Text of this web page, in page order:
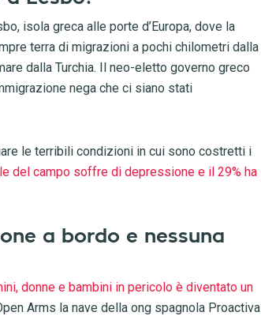
isola greca alle porte d’Europa, dove la
terra di migrazioni a pochi chilometri dalla
dalla Turchia. Il neo-eletto governo greco
nega che ci siano stati
le terribili condizioni in cui sono costretti i
del campo soffre di depressione e il 29% ha
a bordo e nessuna
donne e bambini in pericolo è diventato un
Arms la nave della ong spagnola Proactiva